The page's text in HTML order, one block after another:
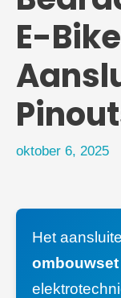
E-
oktober 6, 2025
Het
ombouwset